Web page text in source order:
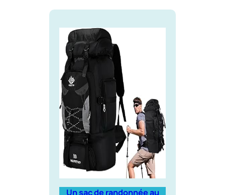
Un sac de randonnée au